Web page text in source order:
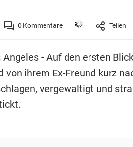
0 Kommentare Teilen
Angeles - Auf den ersten
von ihrem Ex-Freund kurz
vergewaltigt und